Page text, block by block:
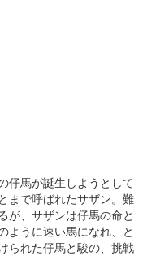
仔馬が誕生しようとして
まで呼ばれたサザン。難
が、サザンは仔馬の命と
ように速い馬になれ、と
られた仔馬と駿の、挑戦